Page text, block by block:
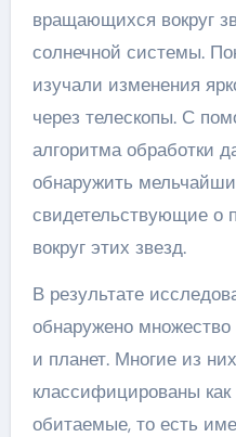
вращающихся вокруг
солнечной системы.
изучали изменения
через телескопы. С
алгоритма обработки
обнаружить
свидетельствующие о
вокруг этих звезд.
В результате
обнаружено
и планет. Многие из
классифицированы
обитаемые, то есть